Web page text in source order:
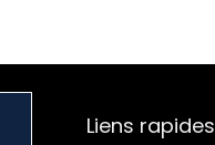
Liens rapides